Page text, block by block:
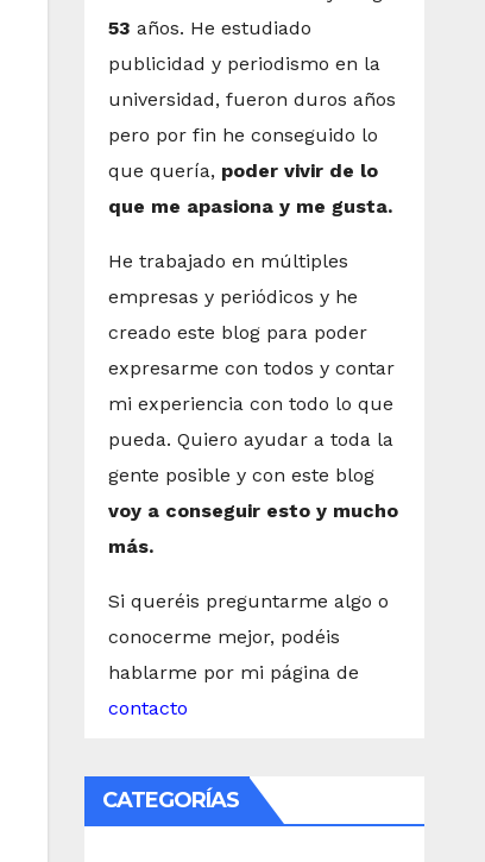
53 años. He estudiado
publicidad y periodismo en la
universidad, fueron duros años
pero por fin he conseguido lo
que quería, poder vivir de lo
que me apasiona y me gusta.
He trabajado en múltiples
empresas y periódicos y he
creado este blog para poder
expresarme con todos y contar
mi experiencia con todo lo que
pueda. Quiero ayudar a toda la
gente posible y con este blog
voy a conseguir esto y mucho
más.
Si queréis preguntarme algo o
conocerme mejor, podéis
hablarme por mi página de
contacto
CATEGORÍAS